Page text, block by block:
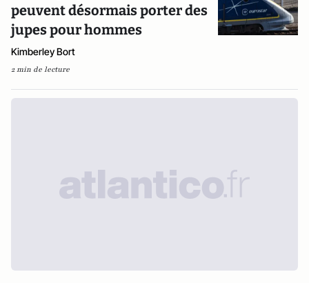
peuvent désormais porter des
jupes pour hommes
Kimberley Bort
2 min de lecture